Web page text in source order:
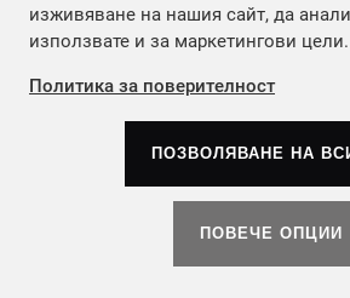
FACEBOOK
Copyrights © 2026Агенция
права запазени.
изживяване на нашия сайт, да
използвате и за маркетингови цели.
Политика за поверителност
ПОЗВОЛЯВАНЕ НА
ПОВЕЧЕ ОПЦИИ